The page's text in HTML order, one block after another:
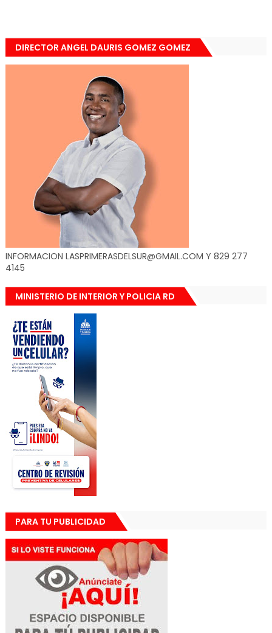
DIRECTOR ANGEL DAURIS GOMEZ GOMEZ
INFORMACION LASPRIMERASDELSUR@GMAIL.COM Y 829 277
4145
MINISTERIO DE INTERIOR Y POLICIA RD
PARA TU PUBLICIDAD